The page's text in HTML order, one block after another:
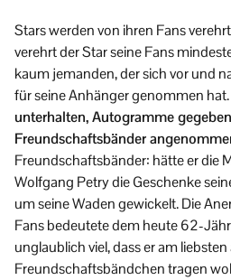
Stars werden von ihren Fans
verehrt der Star seine Fans
kaum jemanden, der sich vor und
für seine Anhänger genommen hat.
unterhalten, Autogramme
Freundschaftsbänder
Freundschaftsbänder: hätte er die
Wolfgang Petry die Geschenke
um seine Waden gewickelt. Die
Fans bedeutete dem heute 62-
unglaublich viel, dass er am liebsten
Freundschaftsbändchen tragen